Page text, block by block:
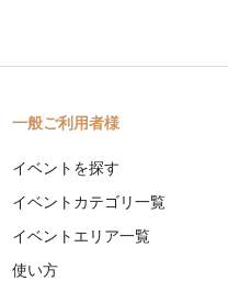
一般ご利用者様
イベントを探す
イベントカテゴリ一覧
イベントエリア一覧
使い方